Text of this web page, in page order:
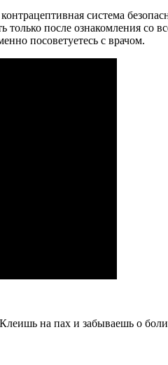
система
после ознакомления со
посоветуетесь с врачом.
на пах и забываешь о